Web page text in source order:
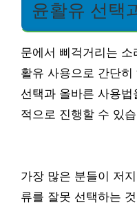
윤활유 선택
문에서 삐걱거리는
활유 사용으로 간단
선택과 올바른 사용
적으로 진행할 수 있
가장 많은 분들이 저
류를 잘못 선택하는